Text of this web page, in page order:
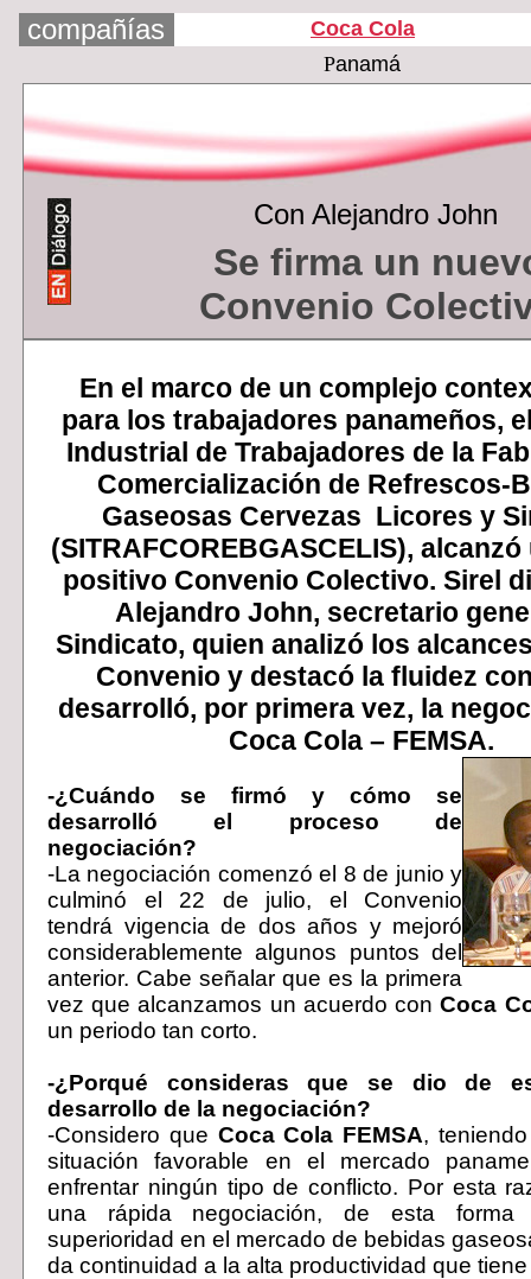
compañías
Coca Cola
Panamá
Con Alejandro John
Se firma un
Convenio
En el marco de un complejo
para los trabajadores panameños,
Industrial de Trabajadores de la
Comercialización de Refrescos-
Gaseosas Cervezas Licores y
(SITRAFCOREBGASCELIS),
positivo Convenio Colectivo. Sirel
Alejandro John, secretario
Sindicato, quien analizó los
Convenio y destacó la fluidez
desarrolló, por primera vez, la
Coca Cola – FEMSA.
-¿Cuándo se firmó y cómo se
desarrolló el proceso de
negociación?
-La negociación comenzó el 8 de junio y
culminó el 22 de julio, el Convenio
tendrá vigencia de dos años y mejoró
considerablemente algunos puntos del
anterior. Cabe señalar que es la primera
vez que alcanzamos un acuerdo conCoca
un periodo tan corto.
-¿Porqué consideras que se dio de
desarrollo de la negociación?
-Considero que Coca Cola FEMSA,
situación favorable en el mercado
enfrentar ningún tipo de conflicto. Por esta
una rápida negociación, de esta forma
superioridad en el mercado de bebidas
da continuidad a la alta productividad que